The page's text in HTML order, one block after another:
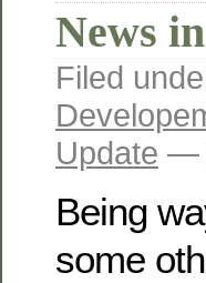
News
Filed
Update —
Being
some